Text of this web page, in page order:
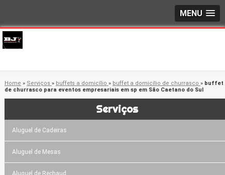
MENU
Home » Serviços » buffets a domicílio » buffet a domicílio de churrasco » buffet
de churrasco para eventos empresariais em sp em São Caetano do Sul
Serviços
Aluguel de Cadeiras
Aluguel de Mesas
Aluguel de Rechaud